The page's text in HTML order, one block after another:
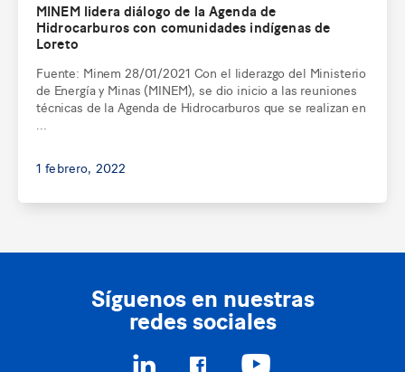
MINEM lidera diálogo de la Agenda de
Hidrocarburos con comunidades indígenas de
Loreto
Fuente: Minem 28/01/2021 Con el liderazgo del Ministerio
de Energía y Minas (MINEM), se dio inicio a las reuniones
técnicas de la Agenda de Hidrocarburos que se realizan en
1 febrero, 2022
Síguenos en nuestras
redes sociales